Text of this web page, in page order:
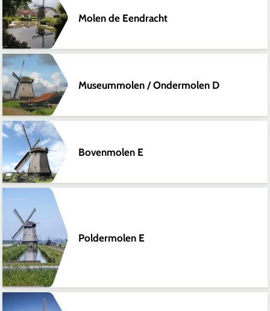
Molen de Eendracht
Museummolen / Ondermolen D
Bovenmolen E
Poldermolen E